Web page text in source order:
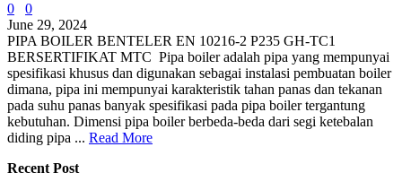
0
0
June 29, 2024
PIPA BOILER BENTELER EN 10216-2 P235 GH-TC1
BERSERTIFIKAT MTC Pipa boiler adalah pipa yang mempunyai
spesifikasi khusus dan digunakan sebagai instalasi pembuatan boiler
dimana, pipa ini mempunyai karakteristik tahan panas dan tekanan
pada suhu panas banyak spesifikasi pada pipa boiler tergantung
kebutuhan. Dimensi pipa boiler berbeda-beda dari segi ketebalan
diding pipa ... Read More
Recent Post